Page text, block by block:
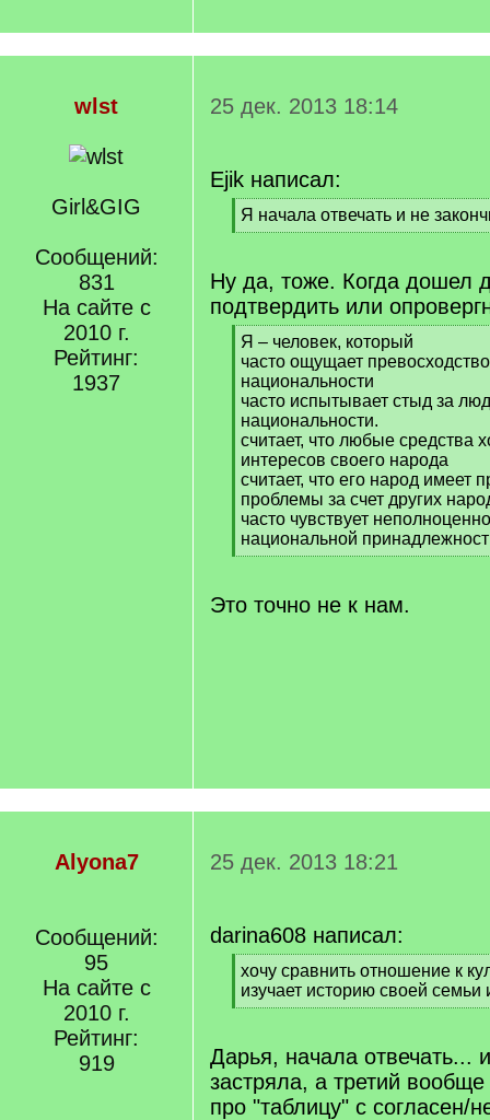
wlst
Girl&GIG
Сообщений:
831
На сайте с
2010 г.
Рейтинг:
1937
25 дек. 2013 18:14
Ejik написал:
[
q
Я начала отвечать и не
[
q
]
Ну да, тоже. Когда дошел
подтвердить или
[
q
]
Я – человек, который
часто ощущает
национальности
часто испытывает стыд за
национальности.
считает, что любые средства
интересов своего народа
считает, что его народ имеет
проблемы за счет других
часто чувствует
национальной
[
q
]
Это точно не к нам.
Alyona7
Сообщений:
95
На сайте с
2010 г.
Рейтинг:
919
25 дек. 2013 18:21
darina608 написал:
[
q
]
хочу сравнить отношение к
изучает историю своей семьи
[
q
]
Дарья, начала отвечать...
застряла, а третий
про "таблицу" с согласен/